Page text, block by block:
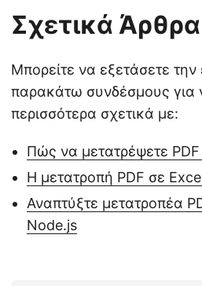
Σχετικά Άρθρα
Μπορείτε να εξετάσετε
παρακάτω συνδέσμους για
περισσότερα σχετικά με:
Πώς να μετατρέψετε
Η μετατροπή PDF σε
Αναπτύξτε μετατροπέα
Node.js